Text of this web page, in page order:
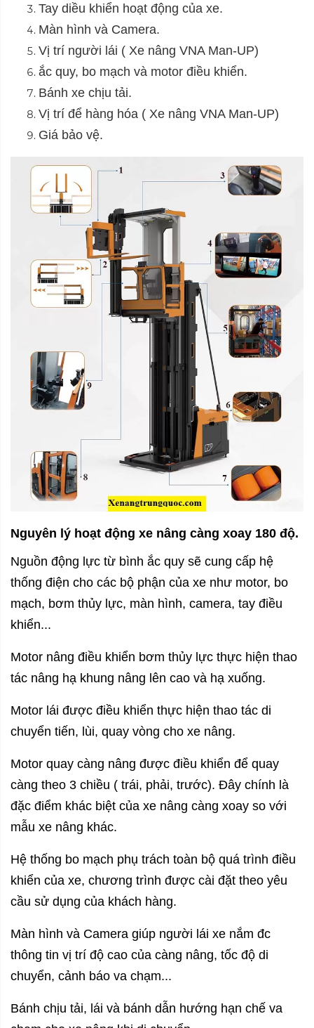
Tay diều khiển hoạt động của xe.
Màn hình và Camera.
Vị trí người lái ( Xe nâng VNA Man-UP)
ắc quy, bo mạch và motor điều khiển.
Bánh xe chịu tải.
Vị trí để hàng hóa ( Xe nâng VNA Man-UP)
Giá bảo vệ.
Nguyên lý hoạt động xe nâng càng xoay 180 độ.
Nguồn động lực từ bình ắc quy sẽ cung cấp hệ
thống điện cho các bộ phận của xe như motor, bo
mạch, bơm thủy lực, màn hình, camera, tay điều
khiển...
Motor nâng điều khiển bơm thủy lực thực hiện thao
tác nâng hạ khung nâng lên cao và hạ xuống.
Motor lái được điều khiển thực hiện thao tác di
chuyển tiến, lùi, quay vòng cho xe nâng.
Motor quay càng nâng được điều khiển để quay
càng theo 3 chiều ( trái, phải, trước). Đây chính là
đặc điểm khác biệt của xe nâng càng xoay so với
mẫu xe nâng khác.
Hệ thống bo mạch phụ trách toàn bộ quá trình điều
khiển của xe, chương trình được cài đặt theo yêu
cầu sử dụng của khách hàng.
Màn hình và Camera giúp người lái xe nắm đc
thông tin vị trí độ cao của càng nâng, tốc độ di
chuyển, cảnh báo va chạm...
Bánh chịu tải, lái và bánh dẫn hướng hạn chế va